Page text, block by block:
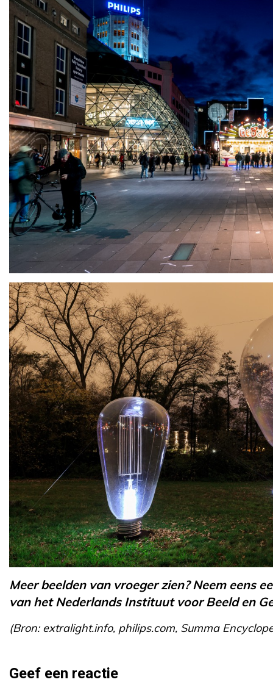
Meer beelden van vroeger zien? Neem eens
van het Nederlands Instituut voor Beeld en
(Bron: extralight.info, philips.com, Summa
Geef een reactie